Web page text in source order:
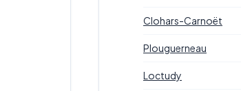
Clohars-Carnoët
Plouguerneau
Loctudy